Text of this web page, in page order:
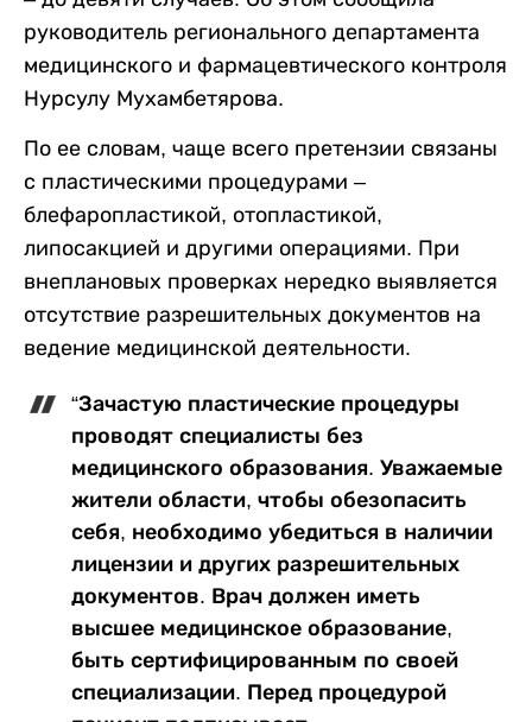
руководитель регионального департамента
медицинского и фармацевтического контроля
Нурсулу Мухамбетярова.
По ее словам, чаще всего претензии связаны
с пластическими процедурами –
блефаропластикой, отопластикой,
липосакцией и другими операциями. При
внеплановых проверках нередко выявляется
отсутствие разрешительных документов на
ведение медицинской деятельности.
“Зачастую пластические процедуры
проводят специалисты без
медицинского образования. Уважаемые
жители области, чтобы обезопасить
себя, необходимо убедиться в наличии
лицензии и других разрешительных
документов. Врач должен иметь
высшее медицинское образование,
быть сертифицированным по своей
специализации. Перед процедурой